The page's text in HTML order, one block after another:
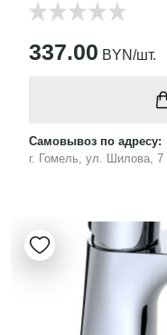
337.00 BYN/шт.
Самовывоз по адресу:
г. Гомель, ул. Шилова, 7